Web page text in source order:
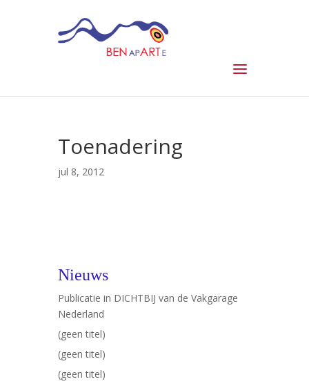
Toenadering
jul 8, 2012
Nieuws
Publicatie in DICHTBIJ van de Vakgarage
Nederland
(geen titel)
(geen titel)
(geen titel)